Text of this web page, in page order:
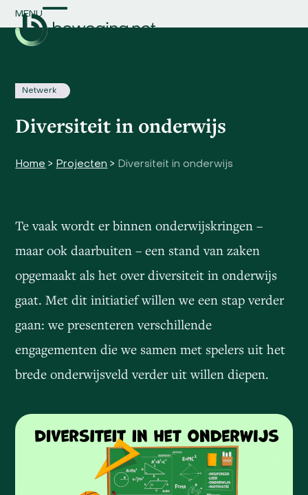
content
MENU
Open
Close
Netwerk
Diversiteit in onderwijs
Home > Projecten > Diversiteit in onderwijs
Te vaak wordt er binnen onderwijskringen –
maar ook daarbuiten – een stand van zaken
opgemaakt als het over diversiteit in onderwijs
gaat. Met dit initiatief willen we een stap verder
gaan: we presenteren verschillende
engagementen die we samen met spelers uit het
brede onderwijsveld verder uit willen diepen.